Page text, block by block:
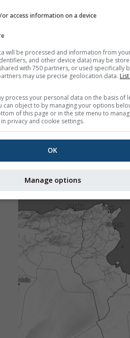
access information on a device
will be processed and information from
and other device data) may be
with 750 partners, or used specifically
may use precise geolocation data.
process your personal data on the basis of
can object to by managing your options
of this page or in the site menu to
privacy and cookie settings.
OK
Manage options